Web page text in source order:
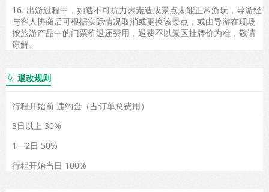
16. 出游过程中，如遇不可抗力因素造成景点未能正常游玩，导游经
与客人协商后可根据实际情况取消或更换该景点，或由导游在现场
按旅游产品中的门票价退还费用，退费不以景区挂牌价为准，敬请
谅解。
 退改规则
行程开始前 违约金（占订单总费用）
3日以上 30%
1—2日 50%
行程开始当日 100%